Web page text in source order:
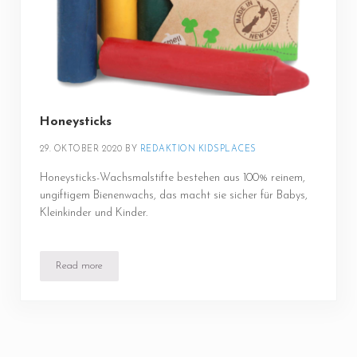
Honeysticks
29. OKTOBER 2020 BY REDAKTION KIDSPLACES
Honeysticks-Wachsmalstifte bestehen aus 100% reinem,
ungiftigem Bienenwachs, das macht sie sicher für Babys,
Kleinkinder und Kinder.
Read moreHoneysticks